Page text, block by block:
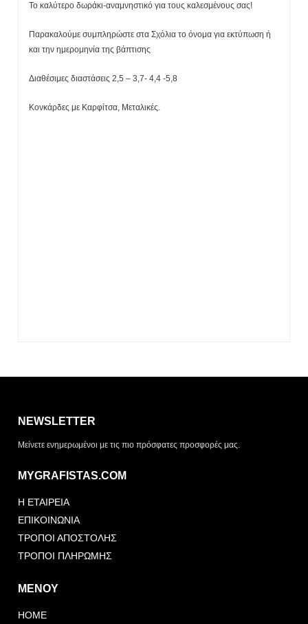
Το καλύτερο δωράκι-αναμνηστικό για τους καλεσμένους σας!
Παρακαλούμε συμπληρώστε στα Σχόλια το όνομα για εκτύπωση ή
και την ημερομηνία της βάπτισης
Διαθέσιμες διαστάσεις 2,5 – 3,7- 4,4 -5,8
Κονκάρδες με Καρφίτσα, Μεταλικές.
NEWSLETTER
Μείνετε ενημερωμένοι με τις πιο πρόσφατες προσφορές μας.
MYGRAFISTAS.COM
Η ΕΤΑΙΡΕΙΑ
ΕΠΙΚΟΙΝΩΝΙΑ
ΤΡΟΠΟΙ ΑΠΟΣΤΟΛΗΣ
ΤΡΟΠΟΙ ΠΛΗΡΩΜΗΣ
ΜΕΝΟΥ
HOME
ΤΡΌΠΟΣ ΠΑΡΆΔΟΣΗΣ